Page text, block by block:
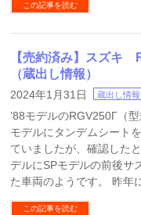
この記事を読む
【売約済み】スズキ
（蔵出し情報）
2024年1月31日 蔵出し情報
’88モデルのRGV250Γ（
モデルにタンデムシート
ていましたが、確認した
デルにSPモデルの前後サ
た車両のようです。 昨年
この記事を読む